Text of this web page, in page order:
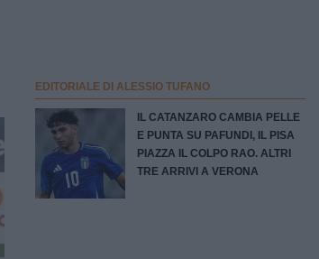
EDITORIALE DI ALESSIO TUFANO
IL CATANZARO CAMBIA PELLE
E PUNTA SU PAFUNDI, IL PISA
PIAZZA IL COLPO RAO. ALTRI
TRE ARRIVI A VERONA